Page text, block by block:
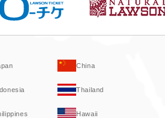
China
Thailand
Hawaii